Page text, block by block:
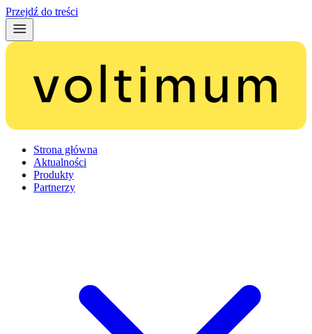
Przejdź do treści
Strona główna
Aktualności
Produkty
Partnerzy